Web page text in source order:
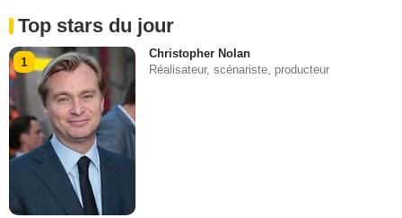
Top stars du jour
1
Christopher Nolan
Réalisateur, scénariste, producteur